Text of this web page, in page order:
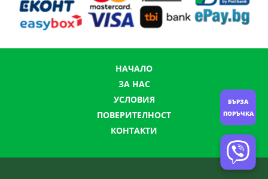
НАЧАЛО
ЗА НАС
УСЛОВИЯ
ПОВЕРИТЕЛНОСТ
КОНТАКТИ
БЪРЗА
ПОРЪЧКА